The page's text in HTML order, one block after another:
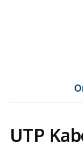
UTP